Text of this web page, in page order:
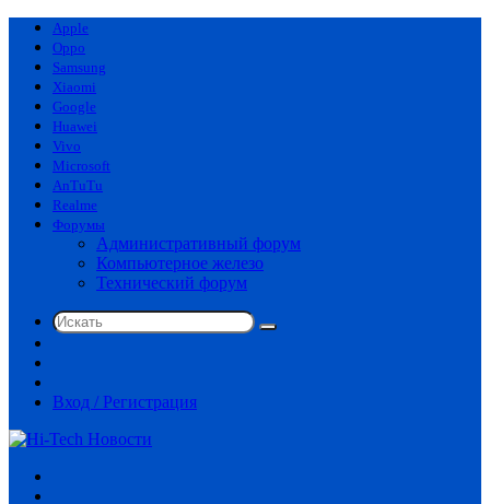
Apple
Oppo
Samsung
Xiaomi
Google
Huawei
Vivo
Microsoft
AnTuTu
Realme
Форумы
Административный форум
Компьютерное железо
Технический форум
Искать
статья
Вход / Регистрация